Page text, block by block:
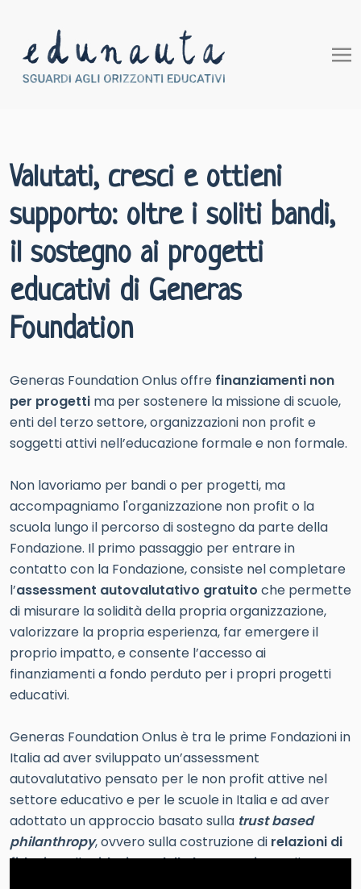
Valutati, cresci e ottieni
supporto: oltre i soliti bandi,
il sostegno ai progetti
educativi di Generas
Foundation
Generas Foundation Onlus offre finanziamenti non
per progetti ma per sostenere la missione di scuole,
enti del terzo settore, organizzazioni non profit e
soggetti attivi nell’educazione formale e non formale.
Non lavoriamo per bandi o per progetti, ma
accompagniamo l'organizzazione non profit o la
scuola lungo il percorso di sostegno da parte della
Fondazione. Il primo passaggio per entrare in
contatto con la Fondazione, consiste nel completare
l’assessment autovalutativo gratuito che permette
di misurare la solidità della propria organizzazione,
valorizzare la propria esperienza, far emergere il
proprio impatto, e consente l’accesso ai
finanziamenti a fondo perduto per i propri progetti
educativi.
Generas Foundation Onlus è tra le prime Fondazioni in
Italia ad aver sviluppato un’assessment
autovalutativo pensato per le non profit attive nel
settore educativo e per le scuole in Italia e ad aver
adottato un approccio basato sulla trust based
philanthropy, ovvero sulla costruzione di relazioni di
fiducia, sullariduzione della burocraziae sulla